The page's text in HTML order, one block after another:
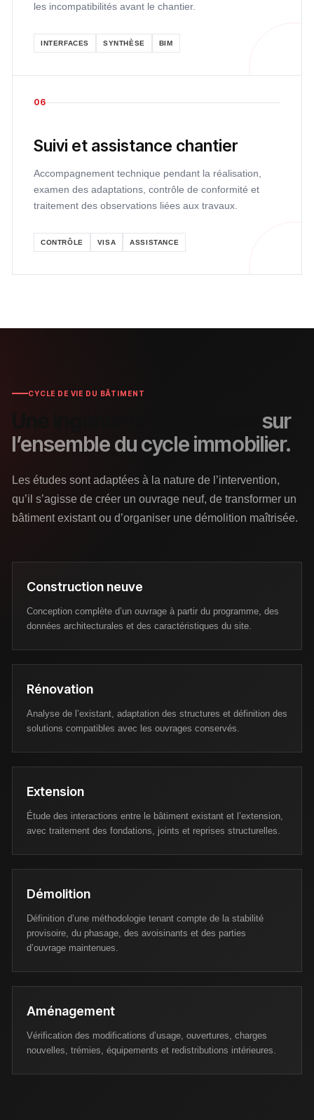
les incompatibilités avant le chantier.
INTERFACES SYNTHÈSE BIM
06
Suivi et assistance chantier
Accompagnement technique pendant la réalisation,
examen des adaptations, contrôle de conformité et
traitement des observations liées aux travaux.
CONTRÔLE VISA ASSISTANCE
CYCLE DE VIE DU BÂTIMENT
sur
l’ensemble du cycle immobilier.
Les études sont adaptées à la nature de l’intervention,
qu’il s’agisse de créer un ouvrage neuf, de transformer un
bâtiment existant ou d’organiser une démolition maîtrisée.
Construction neuve
Conception complète d’un ouvrage à partir du programme, des
données architecturales et des caractéristiques du site.
Rénovation
Analyse de l’existant, adaptation des structures et définition des
solutions compatibles avec les ouvrages conservés.
Extension
Étude des interactions entre le bâtiment existant et l’extension,
avec traitement des fondations, joints et reprises structurelles.
Démolition
Définition d’une méthodologie tenant compte de la stabilité
provisoire, du phasage, des avoisinants et des parties
d’ouvrage maintenues.
Aménagement
Vérification des modifications d’usage, ouvertures, charges
nouvelles, trémies, équipements et redistributions intérieures.